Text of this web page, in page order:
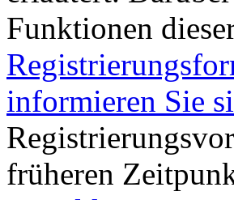
Funktionen
informieren Sie
früheren